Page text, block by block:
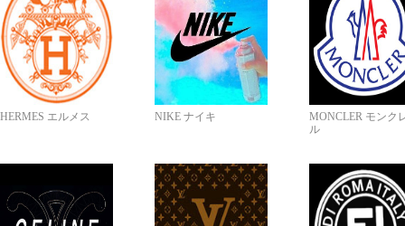
HERMES エルメス NIKE ナイキ
MONCLER モンク
ル